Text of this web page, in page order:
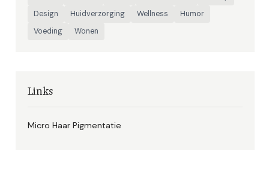
Design
Huidverzorging Wellness
Humor
Voeding
Wonen
Links
Micro Haar Pigmentatie